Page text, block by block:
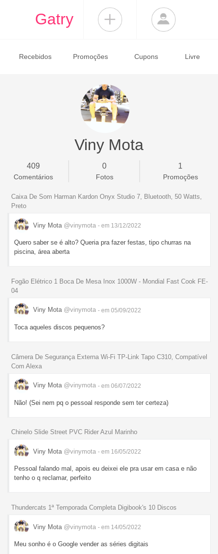
Gatry
Recebidos Promoções Cupons Livre
Viny Mota
409
Comentários
0
Fotos
1
Promoções
Caixa De Som Harman Kardon Onyx Studio 7, Bluetooth, 50 Watts,
Preto
Viny Mota @vinymota - em 13/12/2022
Quero saber se é alto? Queria pra fazer festas, tipo churras na
piscina, área aberta
Fogão Elétrico 1 Boca De Mesa Inox 1000W - Mondial Fast Cook FE-
04
Viny Mota @vinymota - em 05/09/2022
Toca aqueles discos pequenos?
Câmera De Segurança Externa Wi-Fi TP-Link Tapo C310, Compatível
Com Alexa
Viny Mota @vinymota - em 06/07/2022
Não! (Sei nem pq o pessoal responde sem ter certeza)
Chinelo Slide Street PVC Rider Azul Marinho
Viny Mota @vinymota - em 16/05/2022
Pessoal falando mal, apois eu deixei ele pra usar em casa e não
tenho o q reclamar, perfeito
Thundercats 1ª Temporada Completa Digibook's 10 Discos
Viny Mota @vinymota - em 14/05/2022
Meu sonho é o Google vender as séries digitais